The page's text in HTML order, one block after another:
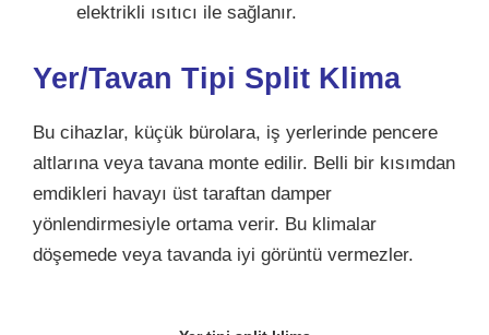
elektrikli ısıtıcı ile sağlanır.
Yer/Tavan Tipi Split Klima
Bu cihazlar, küçük bürolara, iş yerlerinde pencere
altlarına veya tavana monte edilir. Belli bir kısımdan
emdikleri havayı üst taraftan damper
yönlendirmesiyle ortama verir. Bu klimalar
döşemede veya tavanda iyi görüntü vermezler.